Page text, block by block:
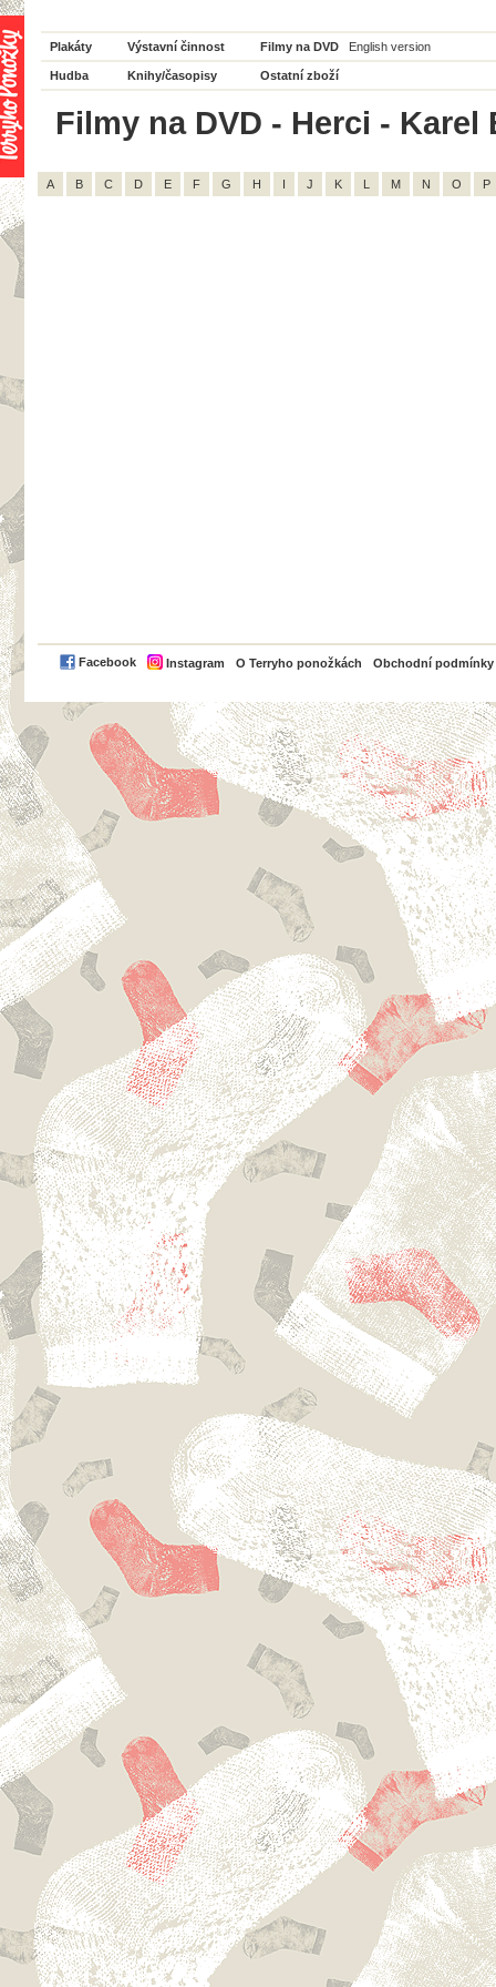
Plakáty Výstavní činnost Filmy na DVD English version
Hudba Knihy/časopisy Ostatní zboží
Filmy na DVD - Herci - Karel
A B C D E F G H I J K L M N O P
Facebook Instagram O Terryho ponožkách Obchodní podmínky
PayPal